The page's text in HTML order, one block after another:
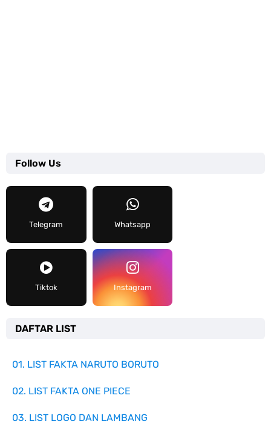
Follow Us
Telegram Whatsapp
Tiktok Instagram
DAFTAR LIST
01. LIST FAKTA NARUTO BORUTO
02. LIST FAKTA ONE PIECE
03. LIST LOGO DAN LAMBANG